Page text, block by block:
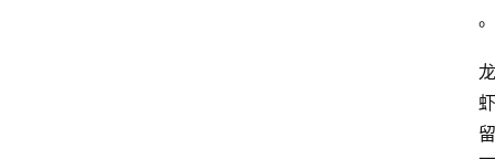
。
龙
虾
留